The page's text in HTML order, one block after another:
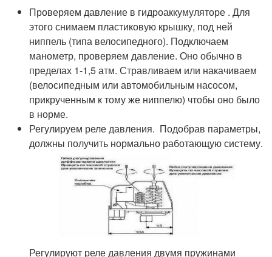
Проверяем давление в гидроаккумуляторе . Для
этого снимаем пластиковую крышку, под ней
ниппель (типа велосипедного). Подключаем
манометр, проверяем давление. Оно обычно в
пределах 1-1,5 атм. Стравливаем или накачиваем
(велосипедным или автомобильным насосом,
прикрученным к тому же ниппелю) чтобы оно было
в норме.
Регулируем реле давления. Подобрав параметры,
должны получить нормально работающую систему.
Регулируют реле давления двумя пружинами